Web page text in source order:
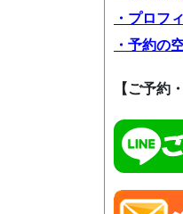
・プロフ
・予約の
【ご予約